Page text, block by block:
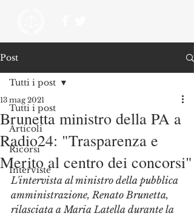
Post
Tutti i post
Articoli
Ricorsi
Interviste
Tutti i post
Brunetta ministro della PA a
Radio24: "Trasparenza e
Merito al centro dei concorsi"
13 mag 2021
L'intervista al ministro della pubblica
amministrazione, Renato Brunetta,
rilasciata a Maria Latella durante la